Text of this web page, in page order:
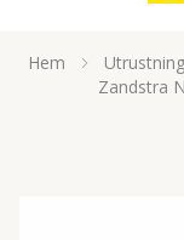
Hem Utrustning
Zandstra